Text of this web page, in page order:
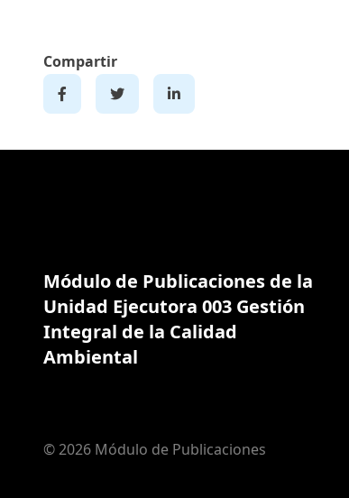
Compartir
Módulo de Publicaciones de la
Unidad Ejecutora 003 Gestión
Integral de la Calidad
Ambiental
© 2026 Módulo de Publicaciones